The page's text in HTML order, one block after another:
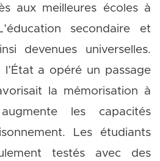
aux meilleures écoles à
secondaire et
devenues universelles.
l’État a opéré un passage
la mémorisation à
les capacités
Les étudiants
testés avec des